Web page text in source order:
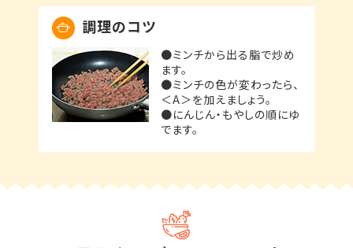
調理のコツ
●ミンチから出る脂で炒め
ます。
●ミンチの色が変わったら、
＜A＞を加えましょう。
●にんじん・もやしの順にゆ
でます。